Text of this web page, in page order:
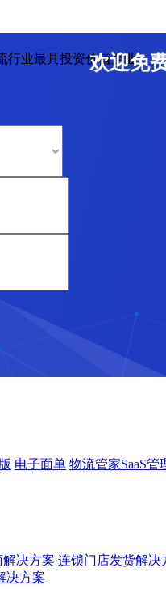
行业最具投资价值企业》
欢迎免
电子面单 物流管家SaaS管
决方案 连锁门店发货解决
决方案